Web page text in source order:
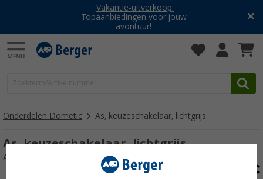
Vakantie-uitverkoop:
Topaanbiedingen voor jouw
avontuur!
Onderdelen Dometic As, keuzeschakelaar, lichtgrijs
As, keuzeschakelaar, lichtgrijs
Artikelnr: 114303